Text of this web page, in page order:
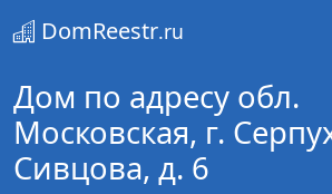
DomReestr.ru
Дом по адресу обл.
Московская, г.
Сивцова, д. 6